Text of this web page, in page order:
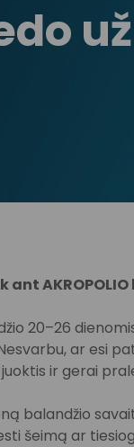
ant
20–26
ar esi
ir gerai
balandžio
šeimą ar